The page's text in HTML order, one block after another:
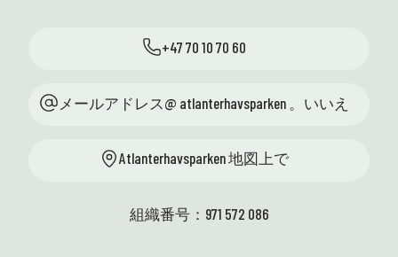
+47 70 10 70 60
メールアドレス@ atlanterhavsparken 。いいえ
Atlanterhavsparken 地図上で
組織番号：971 572 086